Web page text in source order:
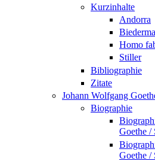
Kurzinhalte
Andorra
Homo
Stiller
Bibliographie
Zitate
Johann Wolfgang
Biographie
Goethe /
Goethe /